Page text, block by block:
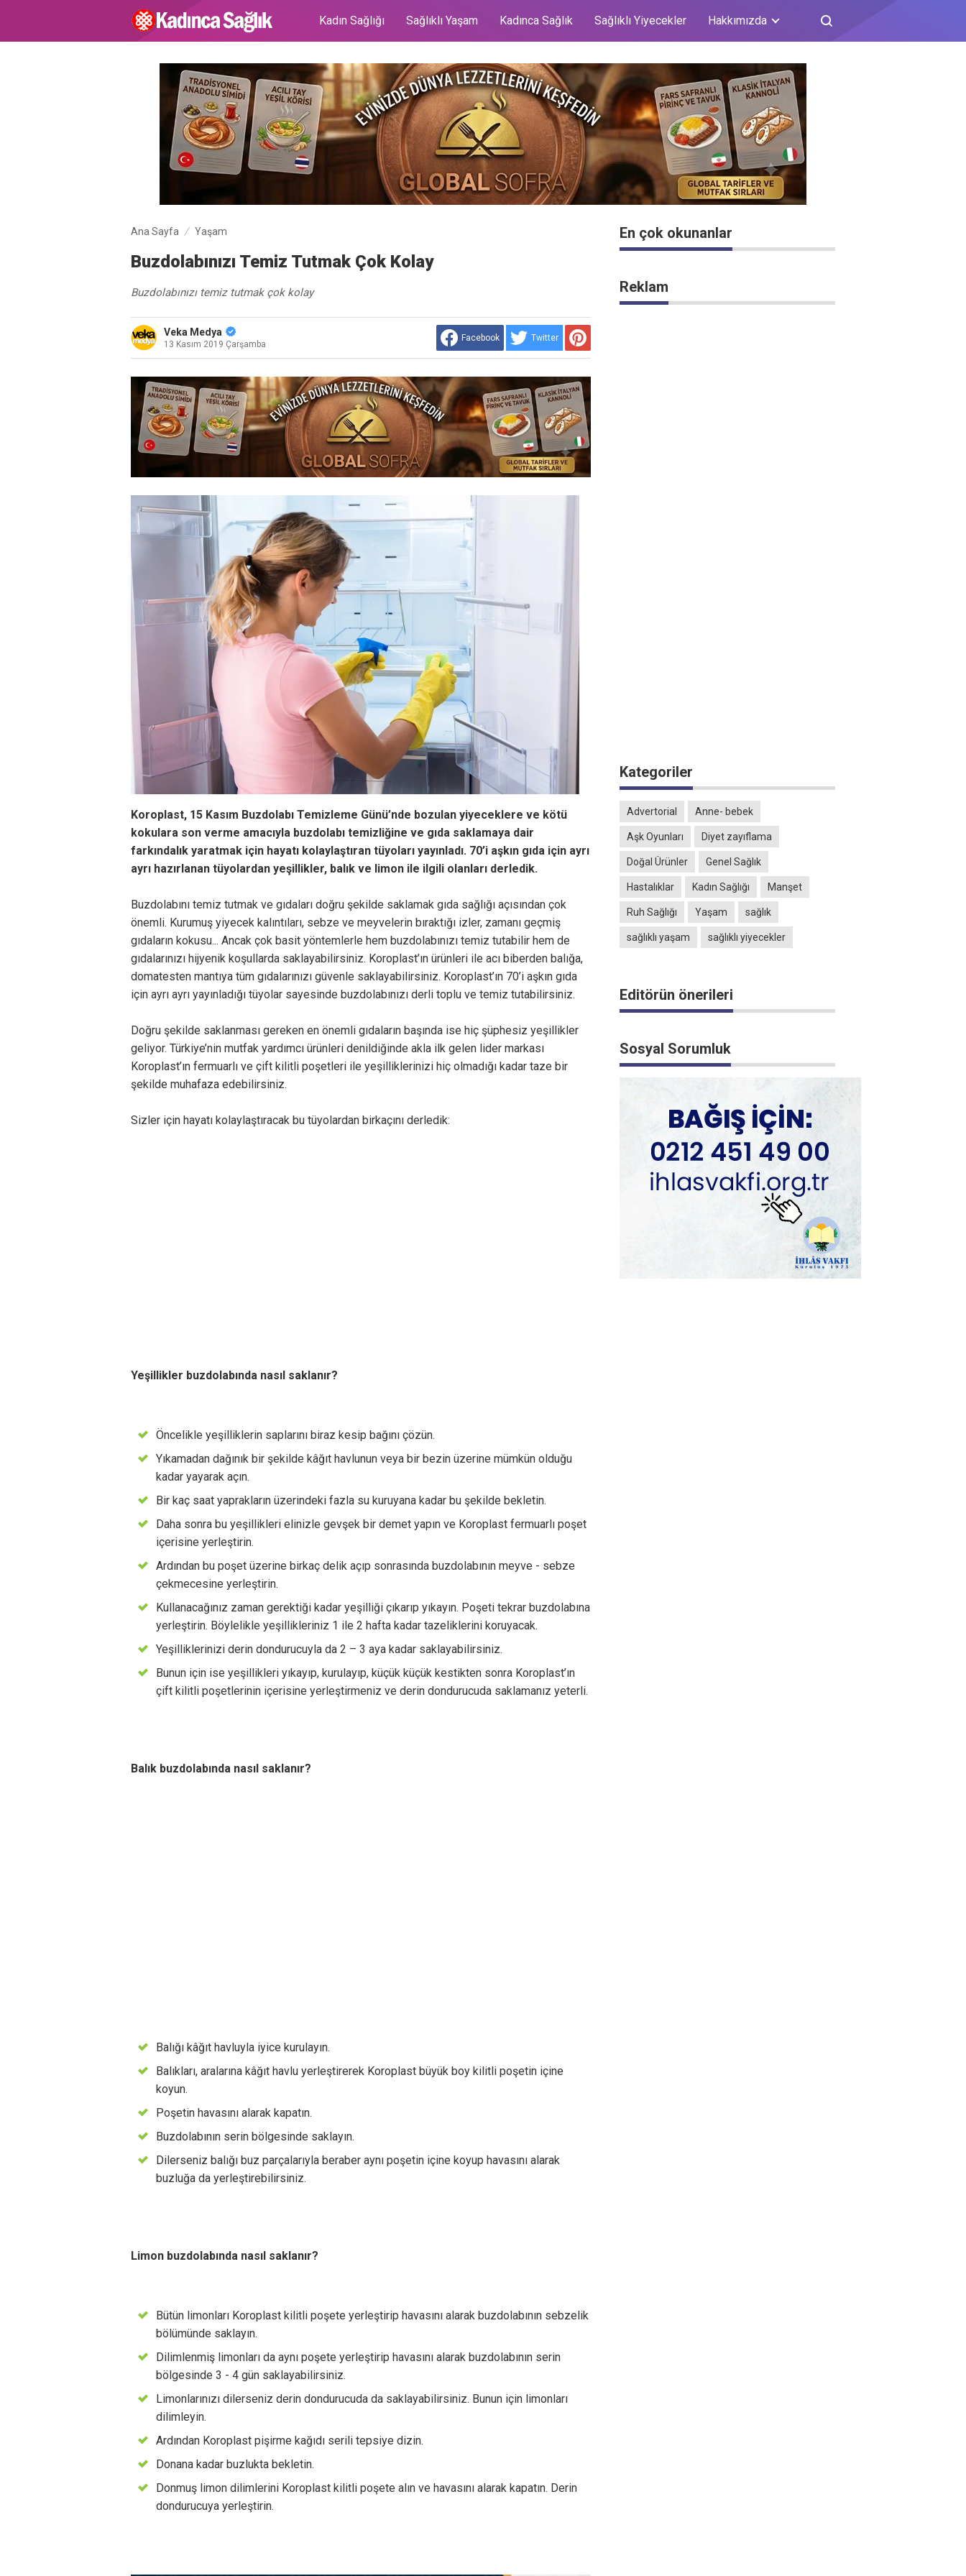
Kadın Sağlığı Sağlıklı Yaşam Kadınca Sağlık Sağlıklı Yiyecekler Hakkımızda
Ana Sayfa Yaşam
Buzdolabınızı Temiz Tutmak Çok Kolay
Buzdolabınızı temiz tutmak çok kolay
Veka Medya
13 Kasım 2019 Çarşamba
Facebook Twitter
Koroplast, 15 Kasım Buzdolabı Temizleme Günü’nde bozulan yiyeceklere ve kötü
kokulara son verme amacıyla buzdolabı temizliğine ve gıda saklamaya dair
farkındalık yaratmak için hayatı kolaylaştıran tüyoları yayınladı. 70’i aşkın gıda için ayrı
ayrı hazırlanan tüyolardan yeşillikler, balık ve limon ile ilgili olanları derledik.
Buzdolabını temiz tutmak ve gıdaları doğru şekilde saklamak gıda sağlığı açısından çok
önemli. Kurumuş yiyecek kalıntıları, sebze ve meyvelerin bıraktığı izler, zamanı geçmiş
gıdaların kokusu... Ancak çok basit yöntemlerle hem buzdolabınızı temiz tutabilir hem de
gıdalarınızı hijyenik koşullarda saklayabilirsiniz. Koroplast’ın ürünleri ile acı biberden balığa,
domatesten mantıya tüm gıdalarınızı güvenle saklayabilirsiniz. Koroplast’ın 70’i aşkın gıda
için ayrı ayrı yayınladığı tüyolar sayesinde buzdolabınızı derli toplu ve temiz tutabilirsiniz.
Doğru şekilde saklanması gereken en önemli gıdaların başında ise hiç şüphesiz yeşillikler
geliyor. Türkiye’nin mutfak yardımcı ürünleri denildiğinde akla ilk gelen lider markası
Koroplast’ın fermuarlı ve çift kilitli poşetleri ile yeşilliklerinizi hiç olmadığı kadar taze bir
şekilde muhafaza edebilirsiniz.
Sizler için hayatı kolaylaştıracak bu tüyolardan birkaçını derledik:
Yeşillikler buzdolabında nasıl saklanır?
Öncelikle yeşilliklerin saplarını biraz kesip bağını çözün.
Yıkamadan dağınık bir şekilde kâğıt havlunun veya bir bezin üzerine mümkün olduğu
kadar yayarak açın.
Bir kaç saat yaprakların üzerindeki fazla su kuruyana kadar bu şekilde bekletin.
Daha sonra bu yeşillikleri elinizle gevşek bir demet yapın ve Koroplast fermuarlı poşet
içerisine yerleştirin.
Ardından bu poşet üzerine birkaç delik açıp sonrasında buzdolabının meyve - sebze
çekmecesine yerleştirin.
Kullanacağınız zaman gerektiği kadar yeşilliği çıkarıp yıkayın. Poşeti tekrar buzdolabına
yerleştirin. Böylelikle yeşillikleriniz 1 ile 2 hafta kadar tazeliklerini koruyacak.
Yeşilliklerinizi derin dondurucuyla da 2 – 3 aya kadar saklayabilirsiniz.
Bunun için ise yeşillikleri yıkayıp, kurulayıp, küçük küçük kestikten sonra Koroplast’ın
çift kilitli poşetlerinin içerisine yerleştirmeniz ve derin dondurucuda saklamanız yeterli.
Balık buzdolabında nasıl saklanır?
Balığı kâğıt havluyla iyice kurulayın.
Balıkları, aralarına kâğıt havlu yerleştirerek Koroplast büyük boy kilitli poşetin içine
koyun.
Poşetin havasını alarak kapatın.
Buzdolabının serin bölgesinde saklayın.
Dilerseniz balığı buz parçalarıyla beraber aynı poşetin içine koyup havasını alarak
buzluğa da yerleştirebilirsiniz.
Limon buzdolabında nasıl saklanır?
Bütün limonları Koroplast kilitli poşete yerleştirip havasını alarak buzdolabının sebzelik
bölümünde saklayın.
Dilimlenmiş limonları da aynı poşete yerleştirip havasını alarak buzdolabının serin
bölgesinde 3 - 4 gün saklayabilirsiniz.
Limonlarınızı dilerseniz derin dondurucuda da saklayabilirsiniz. Bunun için limonları
dilimleyin.
Ardından Koroplast pişirme kağıdı serili tepsiye dizin.
Donana kadar buzlukta bekletin.
Donmuş limon dilimlerini Koroplast kilitli poşete alın ve havasını alarak kapatın. Derin
dondurucuya yerleştirin.
En çok okunanlar
Reklam
Kategoriler
Advertorial Anne- bebek
Aşk Oyunları Diyet zayıflama
Doğal Ürünler Genel Sağlık
Hastalıklar Kadın Sağlığı Manşet
Ruh Sağlığı Yaşam sağlık
sağlıklı yaşam sağlıklı yiyecekler
Editörün önerileri
Sosyal Sorumluk